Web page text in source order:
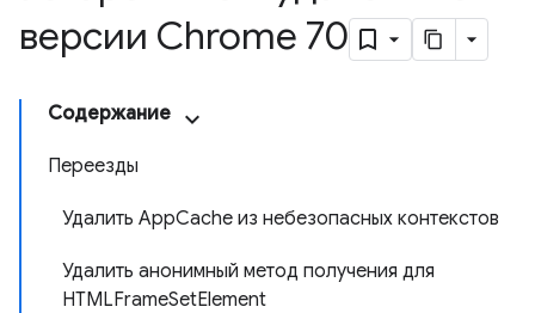
версии Chrome 70
Содержание
Переезды
Удалить AppCache из небезопасных контекстов
Удалить анонимный метод получения для
HTMLFrameSetElement